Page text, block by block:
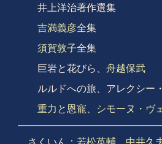
井上洋治著作選集
吉満義彦全集
須賀敦子全集
巨岩と花びら、 舟越保武
ルルドへの旅、アレクシー
重力と恩寵、シモーヌ・ヴ
さくいん： 若松英輔、 中井久